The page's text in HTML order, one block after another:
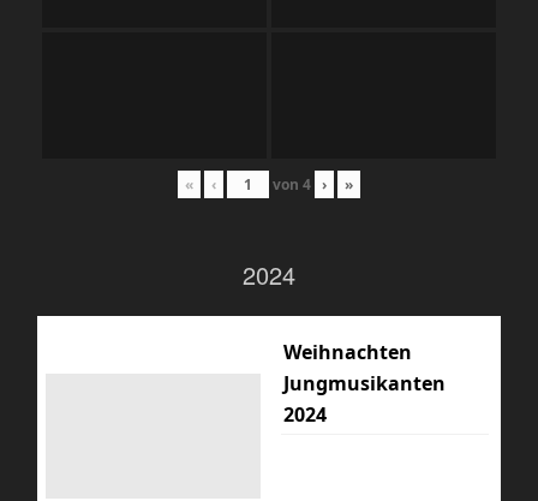
« ‹ von 4 › »
2024
Weihnachten
Jungmusikanten
2024